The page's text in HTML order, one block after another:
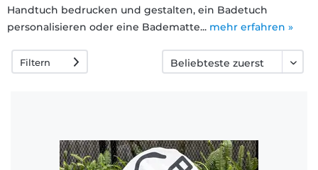
Lieferung
30 Tage
Handtuch bedrucken und gestalten, ein Badetuch
personalisieren oder eine Badematte... mehr erfahren »
Filtern